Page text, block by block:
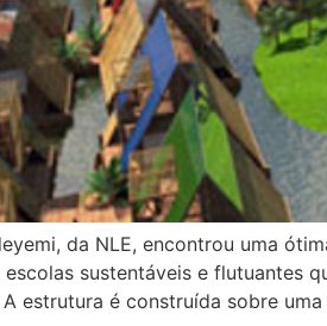
da NLE, encontrou uma
sustentáveis e flutuantes
estrutura é construída sobre